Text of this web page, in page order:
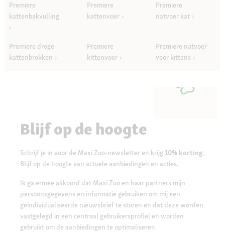
Premiere
kattenbakvulling
Premiere
kattenvoer
Premiere
natvoer kat
Premiere droge
kattenbrokken
Premiere
kittenvoer
Premiere natvoer
voor kittens
Blijf op de hoogte
Schrijf je in voor de Maxi Zoo-newsletter en krijg 10% korting.
Blijf op de hoogte van actuele aanbiedingen en acties.
Ik ga ermee akkoord dat Maxi Zoo en haar partners mijn
persoonsgegevens en informatie gebruiken om mij een
geïndividualiseerde nieuwsbrief te sturen en dat deze worden
vastgelegd in een centraal gebruikersprofiel en worden
gebruikt om de aanbiedingen te optimaliseren